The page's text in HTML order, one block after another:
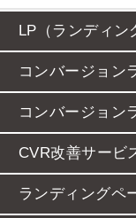
LP（ランディン
コンバージョン
コンバージョン
CVR改善サービ
ランディングペ